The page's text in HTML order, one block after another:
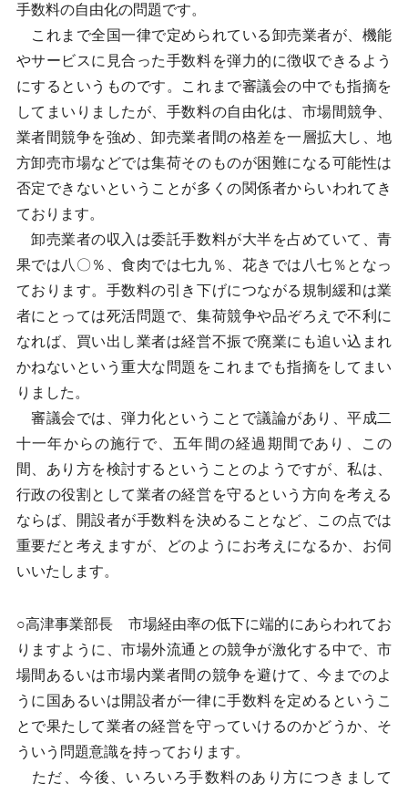
手数料の自由化の問題です。
これまで全国一律で定められている卸売業者が、機能
やサービスに見合った手数料を弾力的に徴収できるよう
にするというものです。これまで審議会の中でも指摘を
してまいりましたが、手数料の自由化は、市場間競争、
業者間競争を強め、卸売業者間の格差を一層拡大し、地
方卸売市場などでは集荷そのものが困難になる可能性は
否定できないということが多くの関係者からいわれてき
ております。
卸売業者の収入は委託手数料が大半を占めていて、青
果では八〇％、食肉では七九％、花きでは八七％となっ
ております。手数料の引き下げにつながる規制緩和は業
者にとっては死活問題で、集荷競争や品ぞろえで不利に
なれば、買い出し業者は経営不振で廃業にも追い込まれ
かねないという重大な問題をこれまでも指摘をしてまい
りました。
審議会では、弾力化ということで議論があり、平成二
十一年からの施行で、五年間の経過期間であり、この
間、あり方を検討するということのようですが、私は、
行政の役割として業者の経営を守るという方向を考える
ならば、開設者が手数料を決めることなど、この点では
重要だと考えますが、どのようにお考えになるか、お伺
いいたします。
○高津事業部長 市場経由率の低下に端的にあらわれてお
りますように、市場外流通との競争が激化する中で、市
場間あるいは市場内業者間の競争を避けて、今までのよ
うに国あるいは開設者が一律に手数料を定めるというこ
とで果たして業者の経営を守っていけるのかどうか、そ
ういう問題意識を持っております。
ただ、今後、いろいろ手数料のあり方につきまして